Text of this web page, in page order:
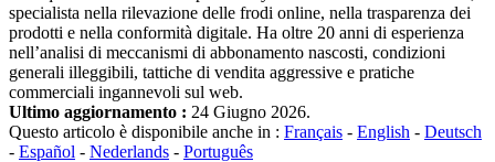
specialista nella rilevazione delle frodi online, nella trasparenza dei
prodotti e nella conformità digitale. Ha oltre 20 anni di esperienza
nell’analisi di meccanismi di abbonamento nascosti, condizioni
generali illeggibili, tattiche di vendita aggressive e pratiche
commerciali ingannevoli sul web.
Ultimo aggiornamento : 24 Giugno 2026.
Questo articolo è disponibile anche in : Français - English - Deutsch
- Español - Nederlands - Português